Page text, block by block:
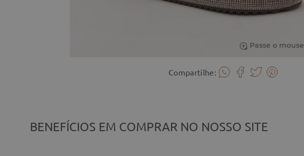
Passe o mouse
Compartilhe:
BENEFÍCIOS EM COMPRAR NO NOSSO SITE